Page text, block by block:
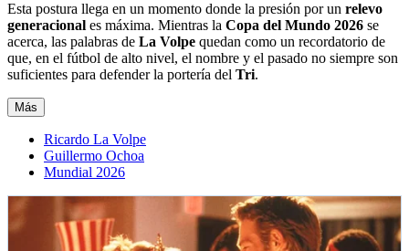
Esta postura llega en un momento donde la presión por un relevo
generacional es máxima. Mientras la Copa del Mundo 2026 se
acerca, las palabras de La Volpe quedan como un recordatorio de
que, en el fútbol de alto nivel, el nombre y el pasado no siempre son
suficientes para defender la portería del Tri.
Más
Ricardo La Volpe
Guillermo Ochoa
Mundial 2026